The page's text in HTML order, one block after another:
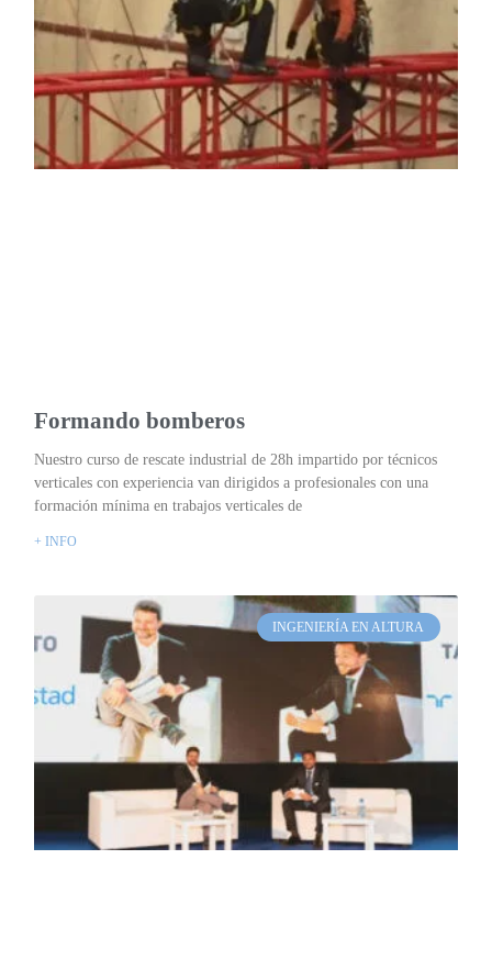
Formando bomberos
Nuestro curso de rescate industrial de 28h impartido por técnicos
verticales con experiencia van dirigidos a profesionales con una
formación mínima en trabajos verticales de
+ INFO
INGENIERÍA EN ALTURA